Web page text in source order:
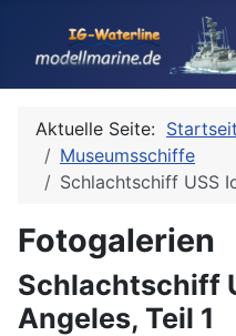
Aktuelle Seite:
Museumsschiffe
Schlachtschiff USS
Fotogalerien
Schlachtschiff
Angeles, Teil 1